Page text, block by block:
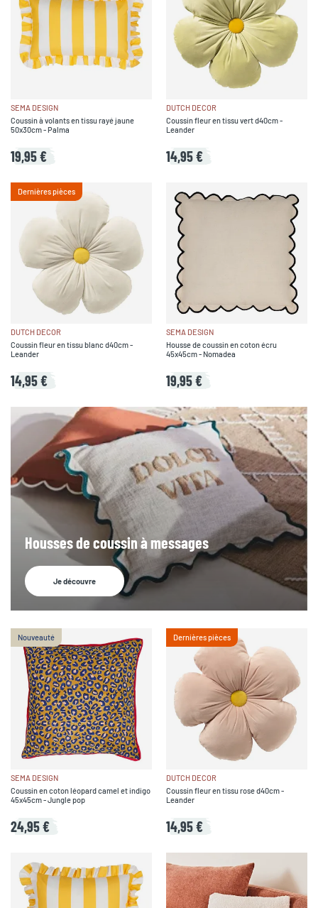
SEMA DESIGN
Coussin à volants en tissu rayé jaune
50x30cm - Palma
19,95 €
DUTCH DECOR
Coussin fleur en tissu vert d40cm -
Leander
14,95 €
Dernières pièces
DUTCH DECOR
Coussin fleur en tissu blanc d40cm -
Leander
14,95 €
SEMA DESIGN
Housse de coussin en coton écru
45x45cm - Nomadea
19,95 €
Housses de coussin à messages
Je découvre
Nouveauté
SEMA DESIGN
Coussin en coton léopard camel et indigo
45x45cm - Jungle pop
24,95 €
Dernières pièces
DUTCH DECOR
Coussin fleur en tissu rose d40cm -
Leander
14,95 €